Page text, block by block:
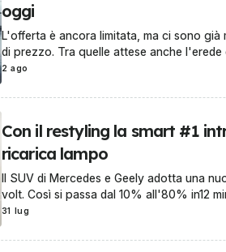
oggi
L'offerta è ancora limitata, ma ci sono già
di prezzo. Tra quelle attese anche l'erede
2 ago
Con il restyling la smart #1
ricarica lampo
Il SUV di Mercedes e Geely adotta una
volt. Così si passa dal 10% all'80% in12
31 lug